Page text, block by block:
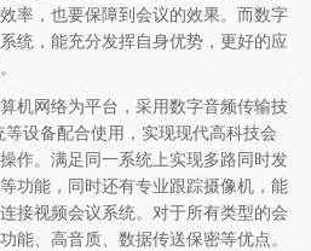
率，也要保障到会议的效果。而数字
统，能充分发挥自身优势，更好的应
机网络为平台，采用数字音频传输技
设备配合使用，实现现代高科技会
作。满足同一系统上实现多路同时发
功能，同时还有专业跟踪摄像机，能
接视频会议系统。对于所有类型的会
能、高音质、数据传送保密等优点。